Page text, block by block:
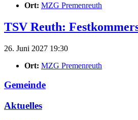
Ort: MZG Premenreuth
TSV Reuth:
26. Juni 2027 19:30
Ort: MZG Premenreuth
Gemeinde
Aktuelles